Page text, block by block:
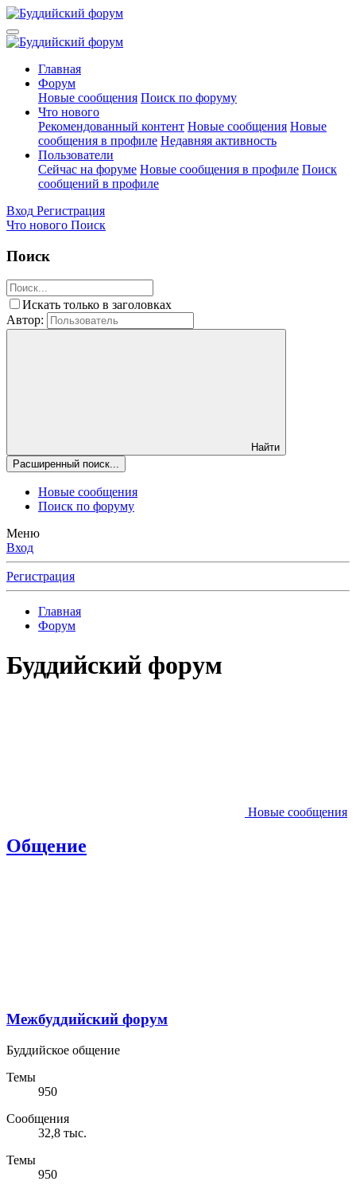
Главная
Форум
Новые сообщения Поиск по форуму
Что нового
Рекомендованный контент Новые сообщения Новые
сообщения в профиле Недавняя активность
Пользователи
Сейчас на форуме Новые сообщения в профиле Поиск
сообщений в профиле
Вход Регистрация
Что нового Поиск
Поиск
Искать только в заголовках
Автор:
Найти
Расширенный поиск...
Новые сообщения
Поиск по форуму
Меню
Вход
Регистрация
Главная
Форум
Буддийский форум
Новые сообщения
Общение
Межбуддийский форум
Буддийское общение
Темы
950
Сообщения
32,8 тыс.
Темы
950